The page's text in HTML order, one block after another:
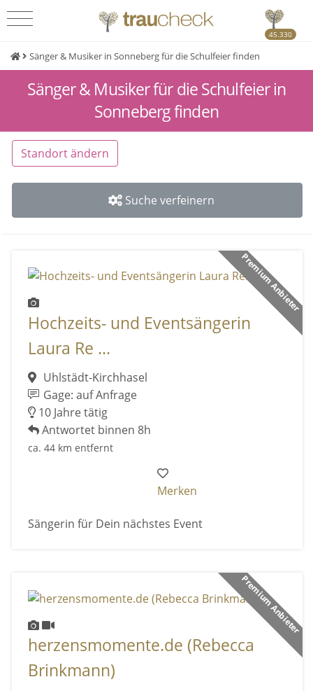
45.330
Sänger & Musiker in Sonneberg für die Schulfeier finden
Sänger & Musiker für die Schulfeier in
Sonneberg finden
Standort ändern
Suche verfeinern
Premium Anbieter
Hochzeits- und Eventsängerin
Laura Re ...
Uhlstädt-Kirchhasel
Gage: auf Anfrage
10 Jahre tätig
Antwortet binnen 8h
ca. 44 km entfernt
Merken
Sängerin für Dein nächstes Event
Premium Anbieter
herzensmomente.de (Rebecca
Brinkmann)